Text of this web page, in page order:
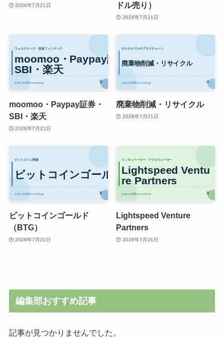
2026年7月21日
ドル売り）
2026年7月21日
moomoo・Paypay証券・
SBI・楽天
2026年7月21日
廃棄物削減・リサイクル
2026年7月21日
ビットコインゴールド
（BTG）
2026年7月21日
Lightspeed Venture
Partners
2026年7月21日
編集部おすすめ記事
記事が見つかりませんでした。